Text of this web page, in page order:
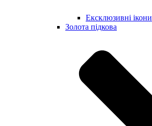
Ексклюзивні ікони
Золота підкова